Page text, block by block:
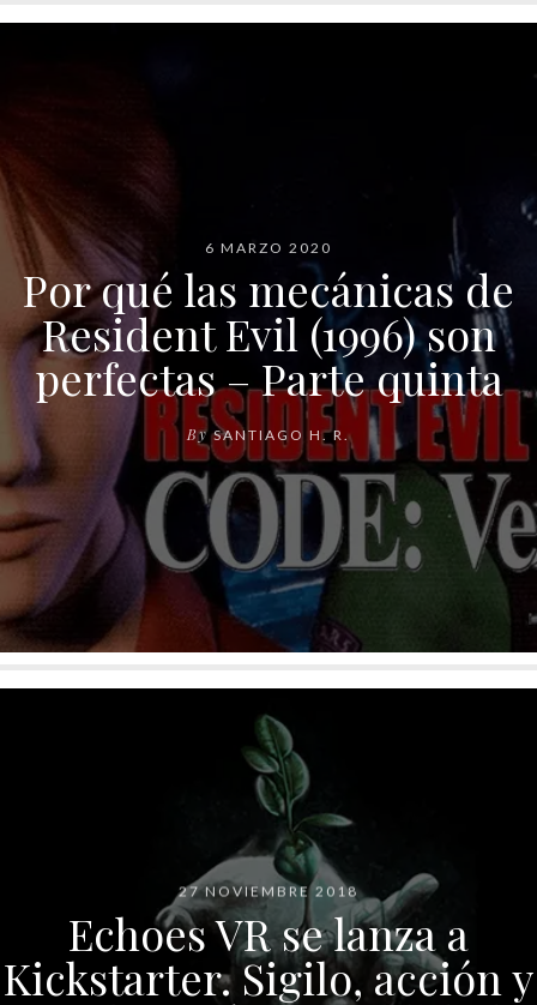
6 MARZO 2020
Por qué las mecánicas de
Resident Evil (1996) son
perfectas – Parte quinta
By SANTIAGO H. R.
27 NOVIEMBRE 2018
Echoes VR se lanza a
Kickstarter. Sigilo, acción y